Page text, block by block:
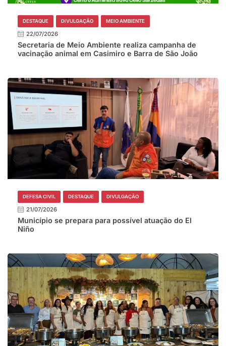
DESTAQUE DIVULGAÇÃO MEIO AMBIENTE
22/07/2026
Secretaria de Meio Ambiente realiza campanha de
vacinação animal em Casimiro e Barra de São João
DEFESA CIVIL DESTAQUE DIVULGAÇÃO
21/07/2026
Município se prepara para possível atuação do El
Niño